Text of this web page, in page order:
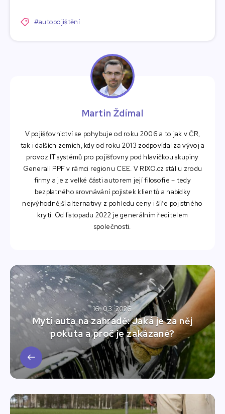
#autopojištění
Martin Ždímal
V pojišťovnictví se pohybuje od roku 2006 a to jak v ČR,
tak i dalších zemích, kdy od roku 2013 zodpovídal za vývoj a
provoz IT systémů pro pojišťovny pod hlavičkou skupiny
Generali PPF v rámci regionu CEE. V RIXO.cz stál u zrodu
firmy a je z velké části autorem její filosofie – tedy
bezplatného srovnávání pojistek klientů a nabídky
nejvýhodnější alternativy z pohledu ceny i šíře pojistného
krytí. Od listopadu 2022 je generálním ředitelem
společnosti.
16. 03. 2026
Mytí auta na zahradě: Jaká je za něj
pokuta a proč je zakázané?